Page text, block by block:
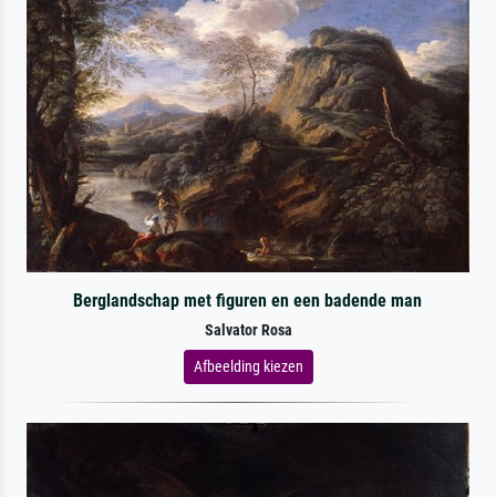
Berglandschap met figuren en een badende man
Salvator Rosa
Afbeelding kiezen